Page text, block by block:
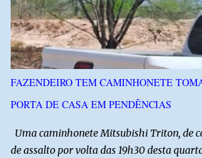
agosto, o público poderá prestigiar o
seguido de apresentação musical de Vê
reforça a importância do Distrito de
referência na fruticultura irrigada,
inovação e oportunidades para o
potiguar. @associacaodiba
FAZENDEIRO TEM CAMINHONETE
PORTA DE CASA EM PENDÊNCIAS
Uma caminhonete Mitsubishi Triton, de
de assalto por volta das 19h30 desta